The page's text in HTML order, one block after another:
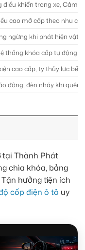
điều khiển trong xe, Cảm
cao mở cốp theo nhu
ngừng khi phát hiện vật
thống khóa cốp tự động
cao cấp, ty thủy lực bền
động, đèn nháy khi quên
tại Thành Phát
chìa khóa, bảng
hưởng tiện ích
cốp điện ô tô uy